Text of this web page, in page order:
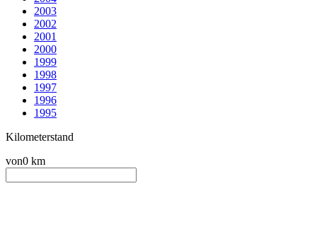
2003
2002
2001
2000
1999
1998
1997
1996
1995
Kilometerstand
von0 km